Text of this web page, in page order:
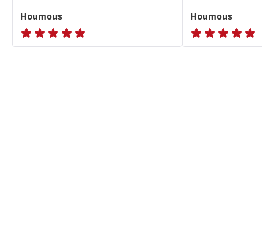
Houmous
ratings.NaN
Houmous
ratings.NaN